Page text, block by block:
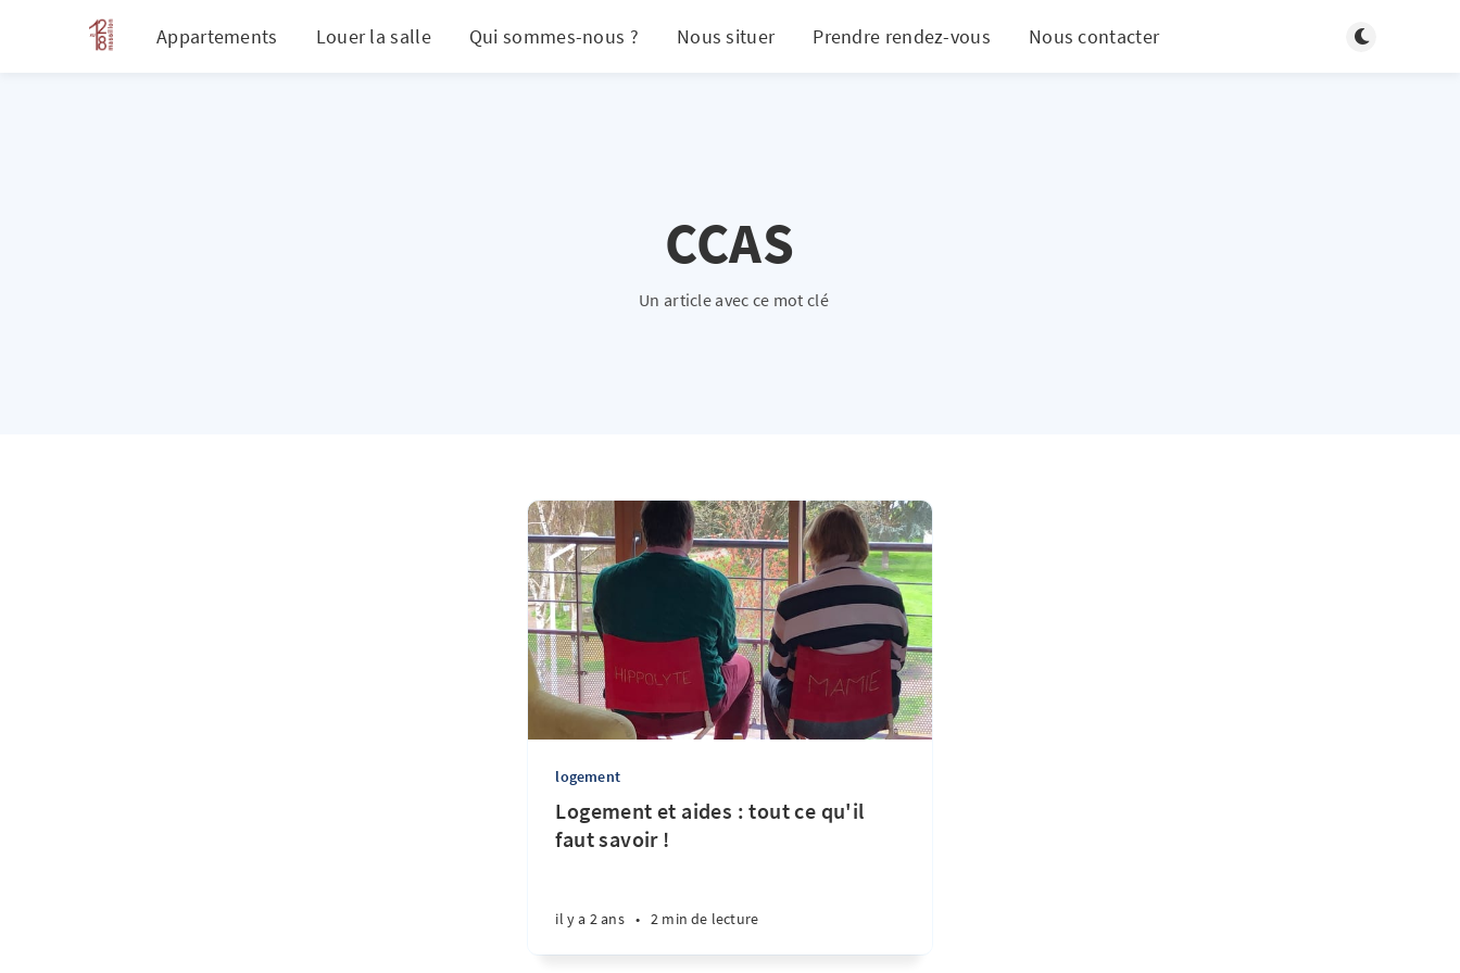
Appartements Louer la salle Qui sommes-nous ? Nous situer Prendre rendez-vous Nous contacter Basculer en
CCAS
Un article avec ce mot clé
logement
Logement et aides : tout ce qu'il
faut savoir !
il y a 2 ans • 2 min de lecture